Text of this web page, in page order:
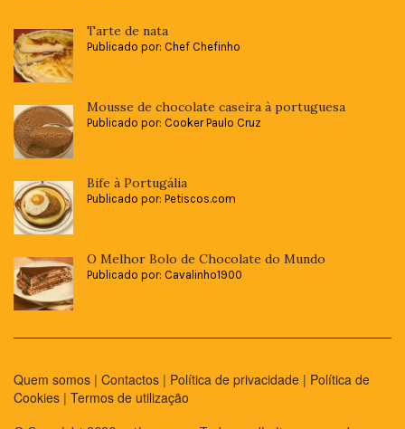
Tarte de nata
Publicado por: Chef Chefinho
Mousse de chocolate caseira à portuguesa
Publicado por: Cooker Paulo Cruz
Bife à Portugália
Publicado por: Petiscos.com
O Melhor Bolo de Chocolate do Mundo
Publicado por: Cavalinho1900
Quem somos | Contactos | Política de privacidade | Política de
Cookies | Termos de utilização